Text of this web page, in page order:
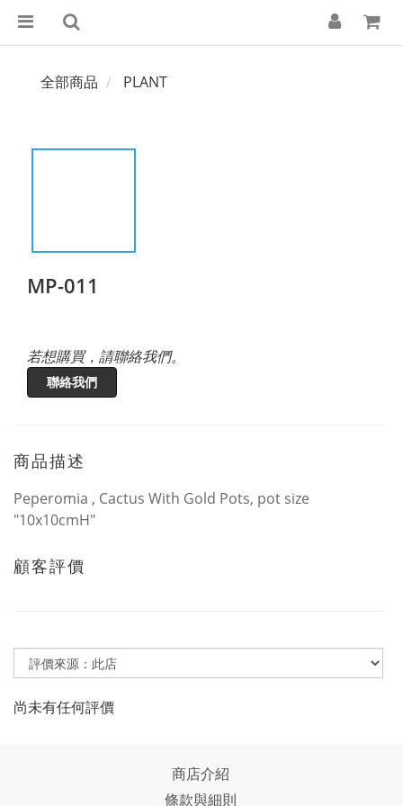
全部商品 PLANT
MP-011
若想購買，請聯絡我們。
聯絡我們
商品描述
Peperomia , Cactus With Gold Pots, pot size
"10x10cmH"
顧客評價
尚未有任何評價
商店介紹
條款與細則